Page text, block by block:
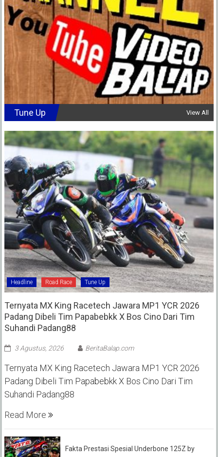
Tune Up View All
Headline Road Race Tune Up
Ternyata MX King Racetech Jawara MP1 YCR 2026
Padang Dibeli Tim Papabebkk X Bos Cino Dari Tim
Suhandi Padang88
3 Agustus, 2026 BeritaBalap.com
Ternyata MX King Racetech Jawara MP1 YCR 2026
Padang Dibeli Tim Papabebkk X Bos Cino Dari Tim
Suhandi Padang88
Read More
Fakta Prestasi Spesial Underbone 125Z by